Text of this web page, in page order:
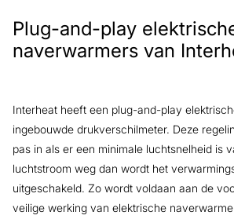
Plug-and-play
naverwarmers van
Interheat heeft een plug-and-play
ingebouwde drukverschilmeter. Deze
pas in als er een minimale luchtsnelheid is
luchtstroom weg dan wordt het
uitgeschakeld. Zo wordt voldaan aan de
veilige werking van elektrische